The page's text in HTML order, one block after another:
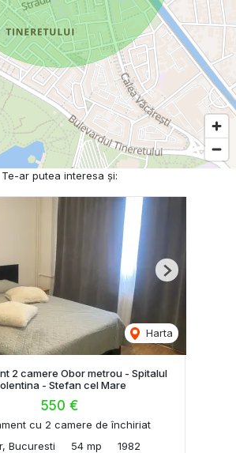
Te-ar putea interesa și:
Harta
Next
2 camere Obor metrou - Spitalul
- Stefan cel Mare
550 €
cu 2 camere de închiriat
Bucuresti
54 mp 1982